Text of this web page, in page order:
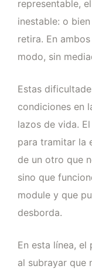
representable,
inestable: o
retira. En
modo, sin
Estas
condiciones en
lazos de vida.
para tramitar la
de un otro que
sino que
module y que
desborda.
En esta línea,
al subrayar que